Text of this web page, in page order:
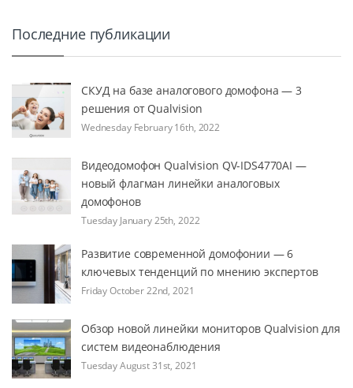
Последние публикации
СКУД на базе аналогового домофона — 3
решения от Qualvision
Wednesday February 16th, 2022
Видеодомофон Qualvision QV-IDS4770AI —
новый флагман линейки аналоговых
домофонов
Tuesday January 25th, 2022
Развитие современной домофонии — 6
ключевых тенденций по мнению экспертов
Friday October 22nd, 2021
Обзор новой линейки мониторов Qualvision для
систем видеонаблюдения
Tuesday August 31st, 2021